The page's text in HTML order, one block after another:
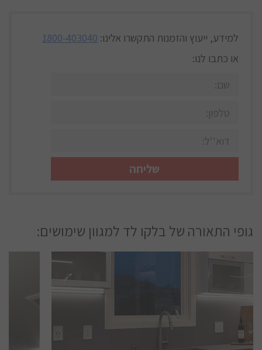
למידע, ייעוץ והזמנות התקשרו אלינו: 1800-403040
או כתבו לנו:
גופי התאורה של בלקו לד למגוון שימושים: